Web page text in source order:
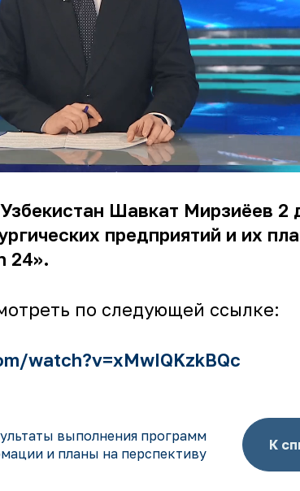
Шавкат Мирзиёев
предприятий и их
24».
по следующей ссылке:
watch?v=xMwIQKzkBQc
выполнения программ
и планы на перспективу
К